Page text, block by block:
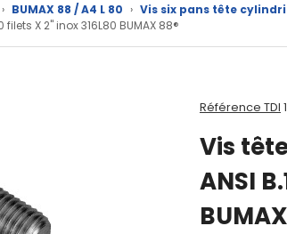
› BUMAX 88 / A4 L 80 › Vis six pans tête
X 2" inox 316L80 BUMAX 88®
Référence TDI
Vis
ANSI